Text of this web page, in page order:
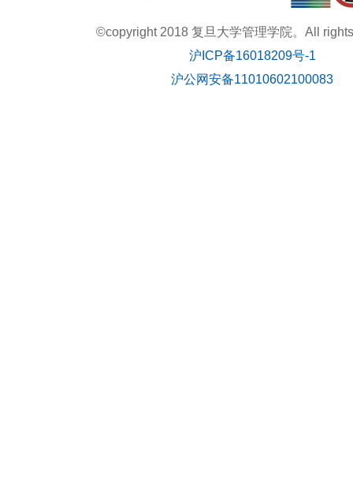
©copyright 2018 复旦大学管理学院。All
沪ICP备16018209号-1
沪公网安备11010602100083